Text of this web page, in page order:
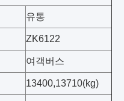
유통
ZK6122
여객버스
13400,13710(kg)